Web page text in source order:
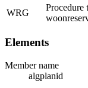
WRG
Procedure
Elements
Member name
algplanid